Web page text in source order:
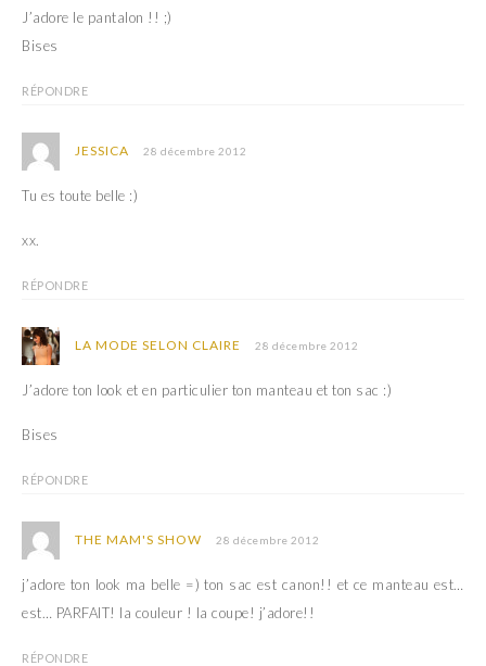
J’adore le pantalon !! ;)
Bises
RÉPONDRE
JESSICA 28 décembre 2012
Tu es toute belle :)
xx.
RÉPONDRE
LA MODE SELON CLAIRE 28 décembre 2012
J’adore ton look et en particulier ton manteau et ton sac :)
Bises
RÉPONDRE
THE MAM'S SHOW 28 décembre 2012
j’adore ton look ma belle =) ton sac est canon!! et ce manteau est…
est… PARFAIT! la couleur ! la coupe! j’adore!!
RÉPONDRE